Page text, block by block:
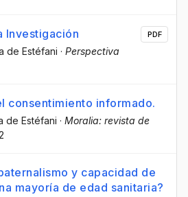
Investigación
de Estéfani · Perspectiva
PDF
consentimiento informado.
de Estéfani · Moralia: revista de
y capacidad de
mayoría de edad sanitaria?